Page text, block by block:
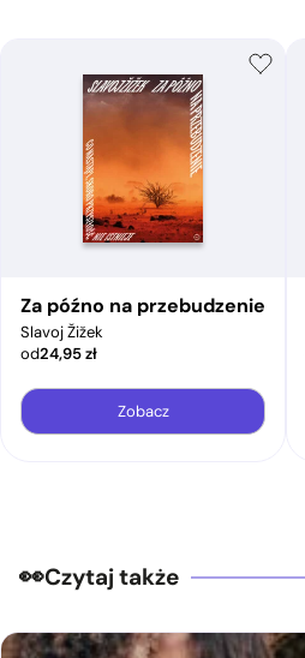
Za późno na przebudzenie
Slavoj Žižek
od24,95zł
Zobacz
Czytaj także